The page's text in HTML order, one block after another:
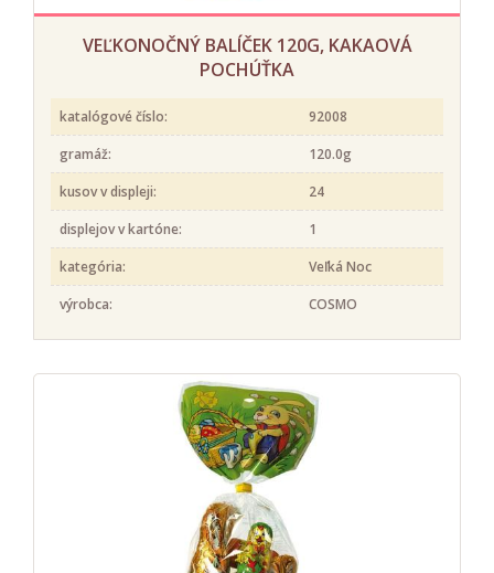
VEĽKONOČNÝ BALÍČEK 120G, KAKAOVÁ
POCHÚŤKA
katalógové číslo:
92008
gramáž:
120.0g
kusov v displeji:
24
displejov v kartóne:
1
kategória:
Veľká Noc
výrobca:
COSMO